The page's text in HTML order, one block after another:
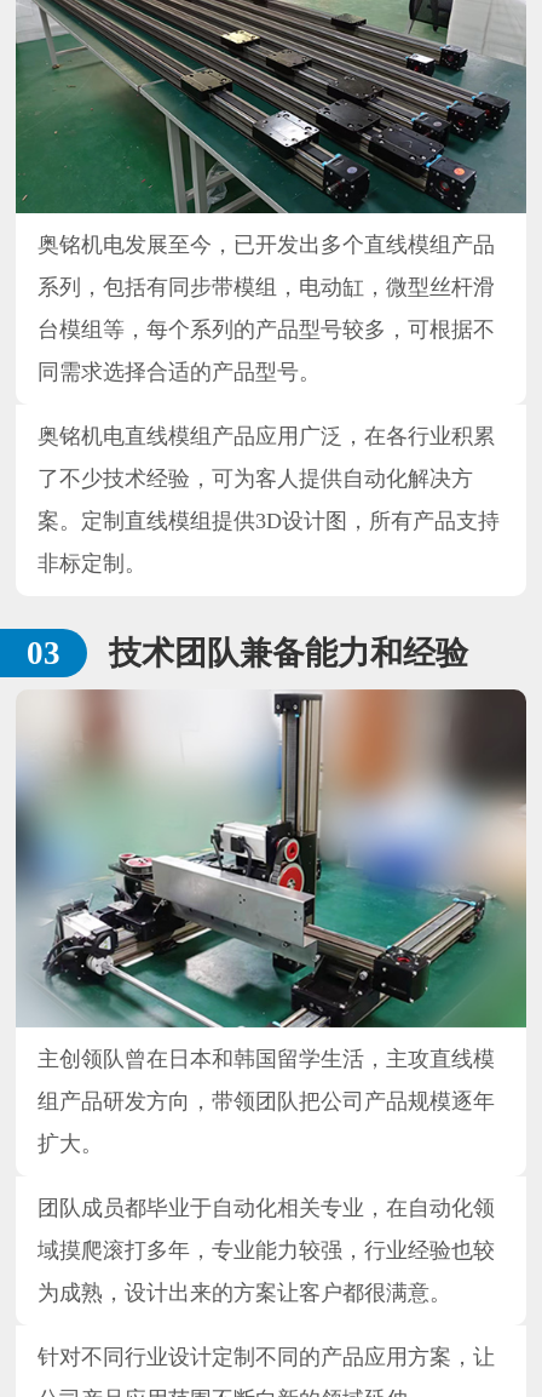
奥铭机电发展至今，已开发出多个直线模组产品
系列，包括有同步带模组，电动缸，微型丝杆滑
台模组等，每个系列的产品型号较多，可根据不
同需求选择合适的产品型号。
奥铭机电直线模组产品应用广泛，在各行业积累
了不少技术经验，可为客人提供自动化解决方
案。定制直线模组提供3D设计图，所有产品支持
非标定制。
技术团队兼备能力和经验
主创领队曾在日本和韩国留学生活，主攻直线模
组产品研发方向，带领团队把公司产品规模逐年
扩大。
团队成员都毕业于自动化相关专业，在自动化领
域摸爬滚打多年，专业能力较强，行业经验也较
为成熟，设计出来的方案让客户都很满意。
针对不同行业设计定制不同的产品应用方案，让